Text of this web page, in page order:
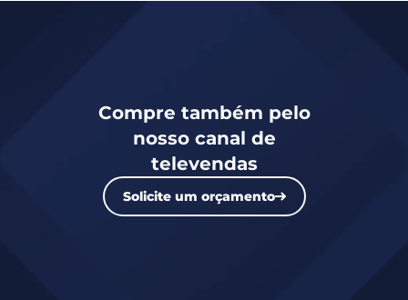
Compre também pelo
nosso canal de
televendas
Solicite um orçamento